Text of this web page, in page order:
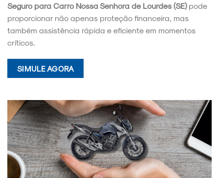
Seguro para Carro Nossa Senhora de Lourdes (SE)pode
proporcionar não apenas proteção financeira, mas
também assistência rápida e eficiente em momentos
críticos.
SIMULE AGORA